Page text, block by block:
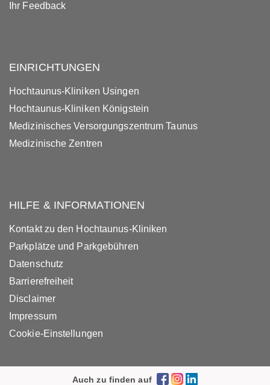
Ihr Feedback
EINRICHTUNGEN
Hochtaunus-Kliniken Usingen
Hochtaunus-Kliniken Königstein
Medizinisches Versorgungszentrum Taunus
Medizinische Zentren
HILFE & INFORMATIONEN
Kontakt zu den Hochtaunus-Kliniken
Parkplätze und Parkgebühren
Datenschutz
Barrierefreiheit
Disclaimer
Impressum
Cookie-Einstellungen
Auch zu finden auf